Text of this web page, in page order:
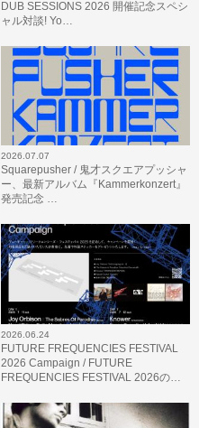
DUB SESSIONS 2026 開催記念スペシ
ャル対談! Yo…
2026.07.07
Squarepusher / 鬼才スクエアプッシャ
ー、最新アルバム『Kammerkonzert』
発売記念 …
2026.06.24
FUTURE FREQUENCIES FESTIVAL
2026 Campaign / FUTURE
FREQUENCIES FESTIVAL 2026の…